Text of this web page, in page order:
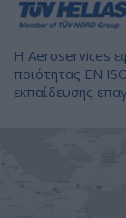
Η Aeroservices
ποιότητας EN
εκπαίδευσης